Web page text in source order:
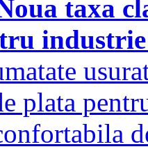
taxa
plata